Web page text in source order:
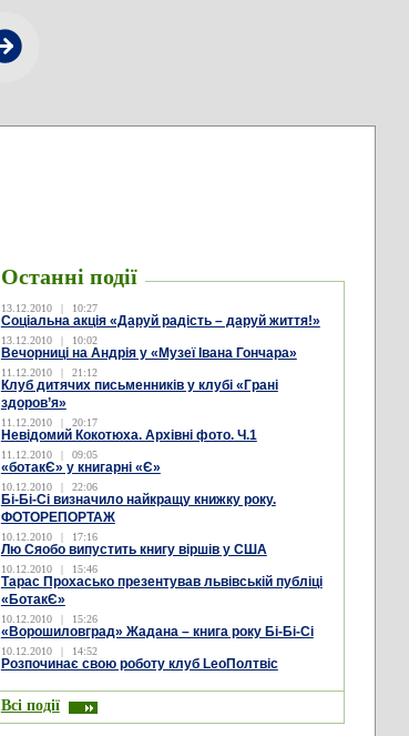
Останні події
13.12.2010 | 10:27
Соціальна акція «Даруй радість – даруй життя!»
13.12.2010 | 10:02
Вечорниці на Андрія у «Музеї Івана Гончара»
11.12.2010 | 21:12
Клуб дитячих письменників у клубі «Грані
здоров’я»
11.12.2010 | 20:17
Невідомий Кокотюха. Архівні фото. Ч.1
11.12.2010 | 09:05
«ботакЄ» у книгарні «Є»
10.12.2010 | 22:06
Бі-Бі-Сі визначило найкращу книжку року.
ФОТОРЕПОРТАЖ
10.12.2010 | 17:16
Лю Сяобо випустить книгу віршів у США
10.12.2010 | 15:46
Тарас Прохасько презентував львівській публіці
«БотакЄ»
10.12.2010 | 15:26
«Ворошиловград» Жадана – книга року Бі-Бі-Сі
10.12.2010 | 14:52
Розпочинає свою роботу клуб LeoПолтвіс
Всі події